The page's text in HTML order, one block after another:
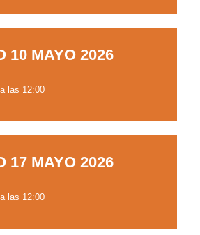
10 MAYO 2026
las 12:00
17 MAYO 2026
las 12:00